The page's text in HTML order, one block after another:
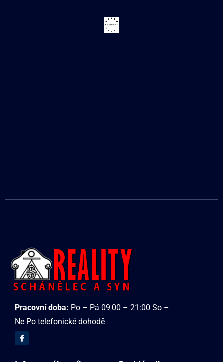
Pracovní doba: Po – Pá 09:00 – 21:00 So –
Ne Po telefonické dohodě